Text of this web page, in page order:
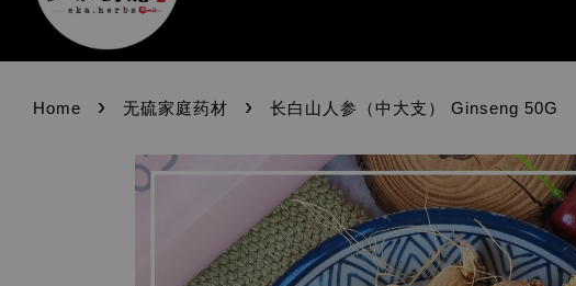
Home › 无硫家庭药材 › 长白山人参（中大支） Ginseng 50G